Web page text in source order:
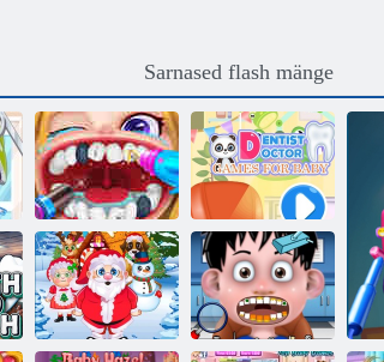
Sarnased flash mänge
Hambaravi
mäng
Hambaarstide
mängud
beebidele